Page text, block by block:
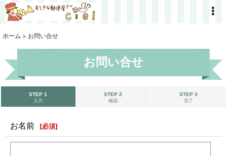
ホーム > お問い合せ
お問い合せ
STEP 1
入力
STEP 2
確認
STEP 3
完了
お名前 [必須]